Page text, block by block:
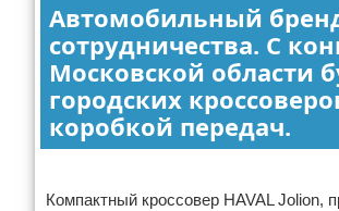
Автомобильный
сотрудничества. С
Московской области
городских
коробкой передач.
Компактный кроссовер HAVAL